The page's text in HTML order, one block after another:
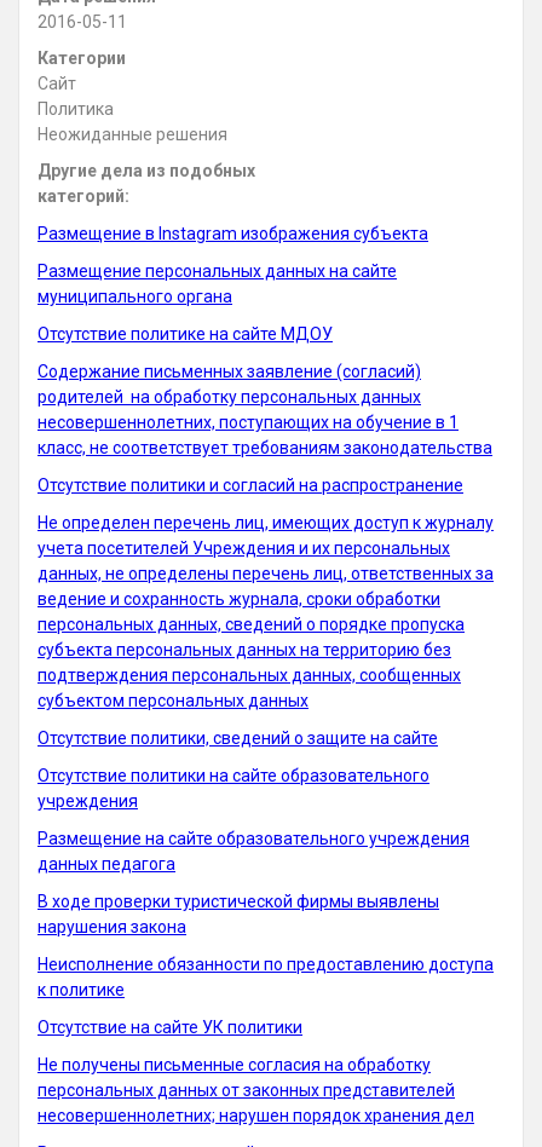
2016-05-11
Категории
Сайт
Политика
Неожиданные решения
Другие дела из подобных
категорий:
Размещение в Instagram изображения субъекта
Размещение персональных данных на сайте
муниципального органа
Отсутствие политике на сайте МДОУ
Содержание письменных заявление (согласий)
родителей на обработку персональных данных
несовершеннолетних, поступающих на обучение в 1
класс, не соответствует требованиям законодательства
Отсутствие политики и согласий на распространение
Не определен перечень лиц, имеющих доступ к журналу
учета посетителей Учреждения и их персональных
данных, не определены перечень лиц, ответственных за
ведение и сохранность журнала, сроки обработки
персональных данных, сведений о порядке пропуска
субъекта персональных данных на территорию без
подтверждения персональных данных, сообщенных
субъектом персональных данных
Отсутствие политики, сведений о защите на сайте
Отсутствие политики на сайте образовательного
учреждения
Размещение на сайте образовательного учреждения
данных педагога
В ходе проверки туристической фирмы выявлены
нарушения закона
Неисполнение обязанности по предоставлению доступа
к политике
Отсутствие на сайте УК политики
Не получены письменные согласия на обработку
персональных данных от законных представителей
несовершеннолетних; нарушен порядок хранения дел